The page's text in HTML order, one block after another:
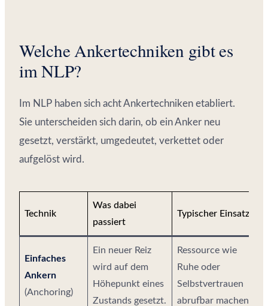
Welche Ankertechniken gibt es
im NLP?
Im NLP haben sich acht Ankertechniken etabliert.
Sie unterscheiden sich darin, ob ein Anker neu
gesetzt, verstärkt, umgedeutet, verkettet oder
aufgelöst wird.
Technik
Was dabei
passiert
Typischer Einsatz
Einfaches
Ankern
(Anchoring)
Ein neuer Reiz
wird auf dem
Höhepunkt eines
Zustands gesetzt.
Ressource wie
Ruhe oder
Selbstvertrauen
abrufbar machen